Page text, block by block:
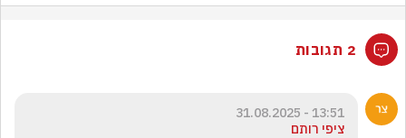
2 תגובות
13:51 - 31.08.2025
ציפי רותם